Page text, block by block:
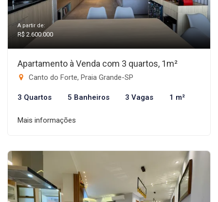
A partir de:
R$ 2.600.000
Apartamento à Venda com 3 quartos, 1m²
Canto do Forte, Praia Grande-SP
3 Quartos 5 Banheiros 3 Vagas 1 m²
Mais informações